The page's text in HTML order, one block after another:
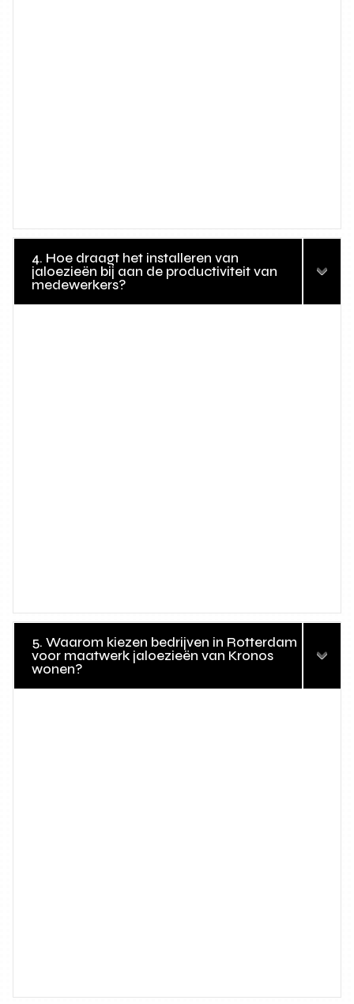
4. Hoe draagt het installeren van
jaloezieën bij aan de productiviteit van
medewerkers?
5. Waarom kiezen bedrijven in Rotterdam
voor maatwerk jaloezieën van Kronos
wonen?